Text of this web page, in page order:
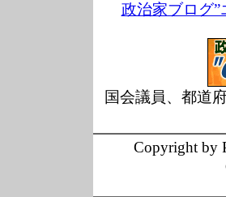
政治家ブログ”
国会議員、都道
Copyright by